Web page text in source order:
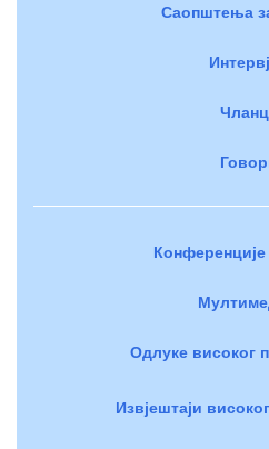
Саопштења
Конференције
Одлуке високог
Извјештаји